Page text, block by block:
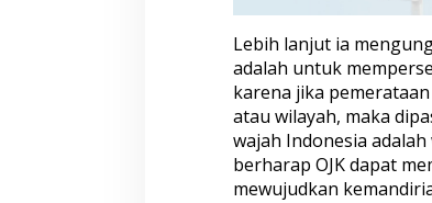
m
Lebih lanjut ia
adalah untuk
karena jika
atau wilayah, maka
wajah Indonesia
berharap OJK dapat
mewujudkan